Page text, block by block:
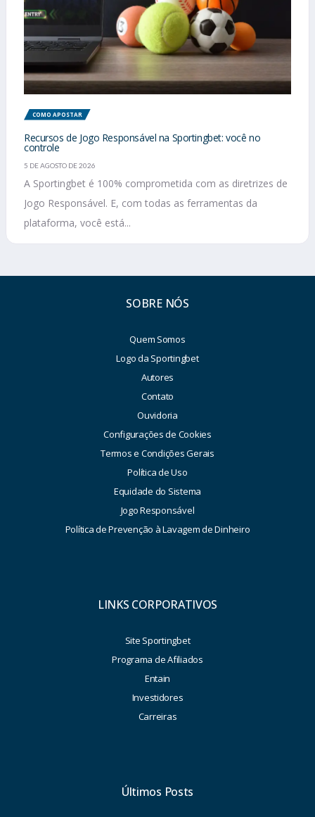
COMO APOSTAR
Recursos de Jogo Responsável na Sportingbet: você no
controle
5 DE AGOSTO DE 2026
A Sportingbet é 100% comprometida com as diretrizes de
Jogo Responsável. E, com todas as ferramentas da
plataforma, você está...
SOBRE NÓS
Quem Somos
Logo da Sportingbet
Autores
Contato
Ouvidoria
Configurações de Cookies
Termos e Condições Gerais
Política de Uso
Equidade do Sistema
Jogo Responsável
Política de Prevenção à Lavagem de Dinheiro
LINKS CORPORATIVOS
Site Sportingbet
Programa de Afiliados
Entain
Investidores
Carreiras
Últimos Posts